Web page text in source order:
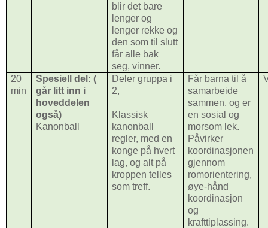
blir det bare
lenger og
lenger rekke og
den som til slutt
får alle bak
seg, vinner.
20
min
Spesiell del: (
går litt inn i
hoveddelen
også)
Kanonball
Deler gruppa i
2,
Klassisk
kanonball
regler, med en
konge på hvert
lag, og alt på
kroppen telles
som treff.
Får barna til å
samarbeide
sammen, og er
en sosial og
morsom lek.
Påvirker
koordinasjonen
gjennom
romorientering,
øye-hånd
koordinasjon
og
krafttiplassing.